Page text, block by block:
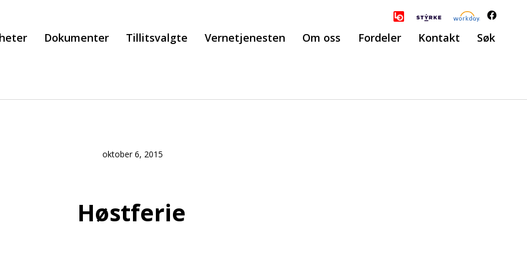
Dokumenter Tillitsvalgte Vernetjenesten Om oss Fordeler Kontakt Søk
oktober 6, 2015
Høstferie